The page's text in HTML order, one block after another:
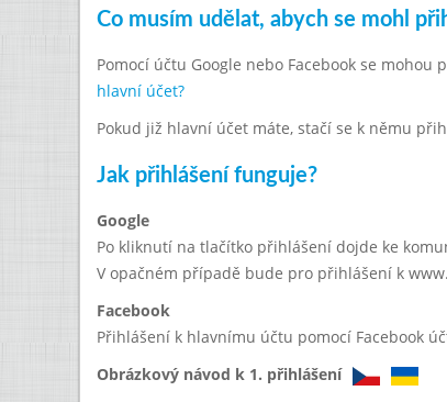
Co musím udělat, abych se mohl
Pomocí účtu Google nebo Facebook se
hlavní účet?
Pokud již hlavní účet máte, stačí se k němu
Jak přihlášení funguje?
Google
Po kliknutí na tlačítko přihlášení dojde ke
V opačném případě bude pro přihlášení k
Facebook
Přihlášení k hlavnímu účtu pomocí Facebook
Obrázkový návod k 1. přihlášení